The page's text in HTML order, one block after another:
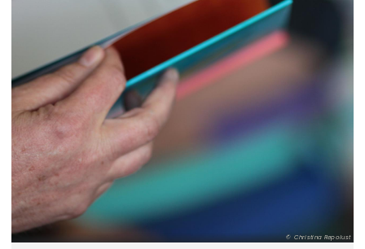
Christina Repolust